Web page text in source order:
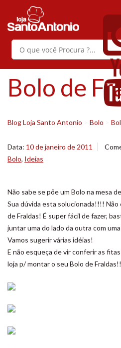
Bolo de
Blog Loja Santo Antonio Bolo
Data: 10 de janeiro de 2011
Bolo, Ideias
Não sabe se põe um Bolo na mesa
Sua dúvida esta solucionada!!!! Não
de Fraldas! É super fácil de fazer,
juntar uma do lado da outra com
Vamos sugerir várias idéias!
E não esqueça de vir conferir as
loja p/ montar o seu Bolo de